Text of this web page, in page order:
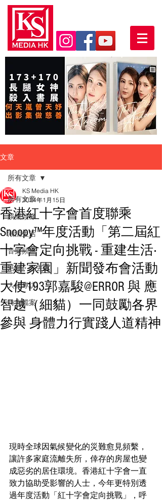
文章
所有文章
娛樂頭條
潮流生活
音樂頻道
活動・好去處
人物專訪
時光檔案
所有文章
香港紅十字會首度聯乘
Snoopy™年度活動「第二屆紅
十字會定向挑戰 - 重建生活‧
重建家園」新聞發布會活動
大使193郭嘉駿@ERROR 與 應
智越（細貓）一同鼓勵各界
參與 身體力行實踐人道精神
KS Media HK
2024年1月15日
現時全球因氣候變化的災難愈見頻繫，
讓許多家庭流離失所，倖存的房屋也變
成惡劣的居住環境。香港紅十字會一直
致力協助受影響的人士，今年更特別透
過年度活動「紅十字會定向挑戰」，呼